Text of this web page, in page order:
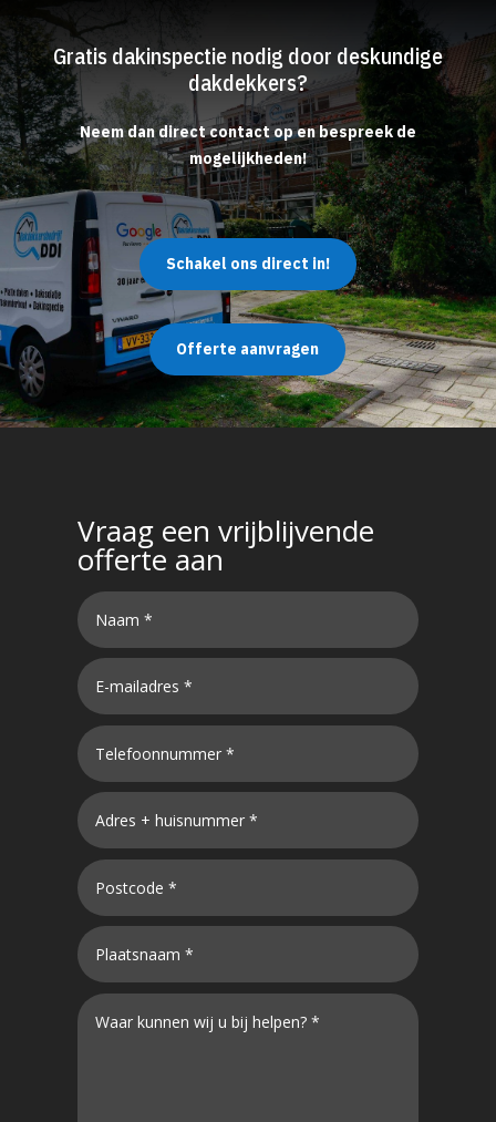
Gratis dakinspectie nodig door deskundige
dakdekkers?
Neem dan direct contact op en bespreek de
mogelijkheden!
Schakel ons direct in!
Offerte aanvragen
Vraag een vrijblijvende
offerte aan